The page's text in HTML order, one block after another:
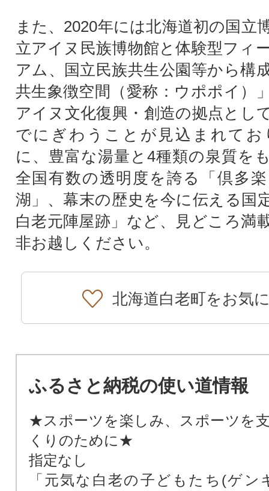
また、2020年には北海道初の国立
立アイヌ民族博物館と体験型フィ
アム、国立民族共生公園等から構
共生象徴空間（愛称：ウポポイ）
アイヌ文化復興・創造の拠点とし
でにぎわうことが見込まれてお
に、豊富な湯量と4種類の泉質を
全国有数の透明度を誇る「倶多
湖」、幕末の歴史を今に伝える国
白老元陣屋跡」など、見どころ満
非お越しください。
北海道白老町をお気
ふるさと納税の使い道情報
★スポーツを楽しみ、スポーツを
くりのために★
指定なし
「元気な白老の子どもたち(ゲン